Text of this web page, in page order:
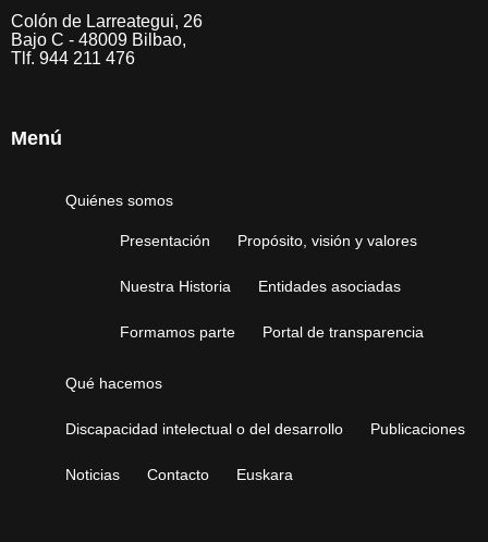
Colón de Larreategui, 26
Bajo C - 48009 Bilbao,
Tlf. 944 211 476
Menú
Quiénes somos
Presentación Propósito, visión y valores
Nuestra Historia Entidades asociadas
Formamos parte Portal de transparencia
Qué hacemos
Discapacidad intelectual o del desarrollo Publicaciones
Noticias Contacto Euskara